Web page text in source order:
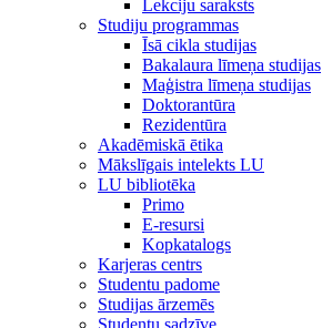
Lekciju saraksts
Studiju programmas
Īsā cikla studijas
Bakalaura līmeņa studijas
Maģistra līmeņa studijas
Doktorantūra
Rezidentūra
Akadēmiskā ētika
Mākslīgais intelekts LU
LU bibliotēka
Primo
E-resursi
Kopkatalogs
Karjeras centrs
Studentu padome
Studijas ārzemēs
Studentu sadzīve